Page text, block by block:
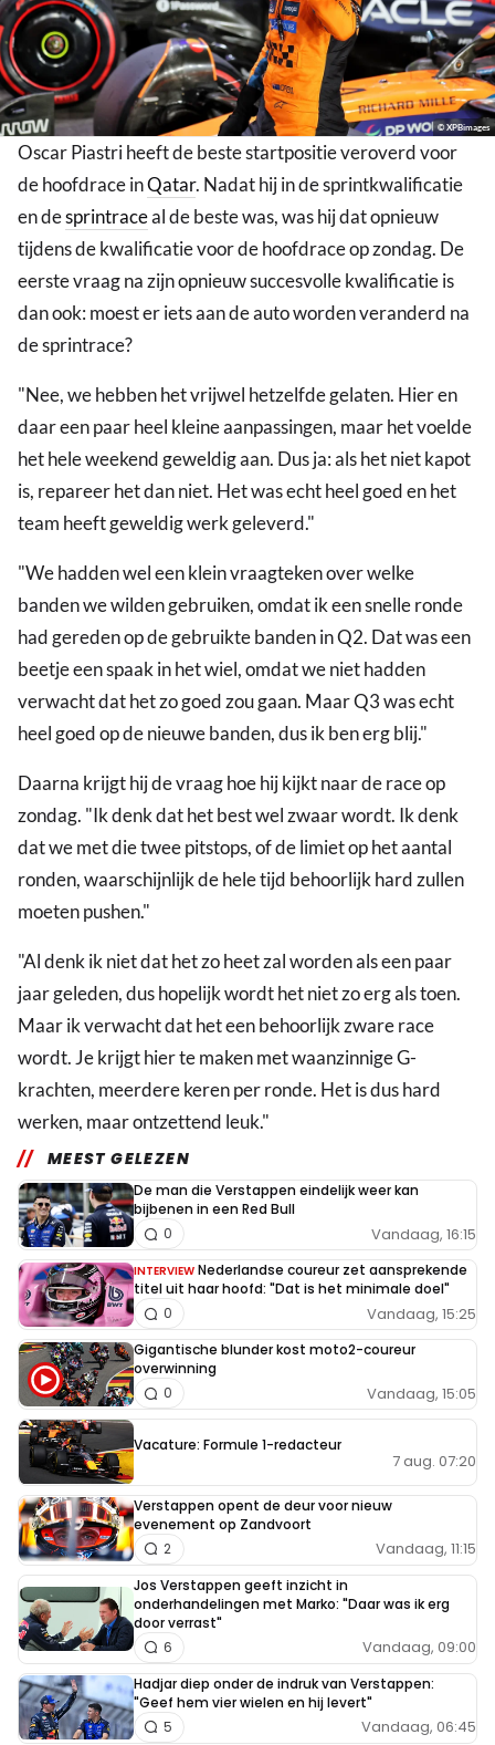
© XPBimages
Oscar Piastri heeft de beste startpositie veroverd voor
de hoofdrace inQatar. Nadat hij in de sprintkwalificatie
en desprintraceal de beste was, was hij dat opnieuw
tijdens de kwalificatie voor de hoofdrace op zondag. De
eerste vraag na zijn opnieuw succesvolle kwalificatie is
dan ook: moest er iets aan de auto worden veranderd na
de sprintrace?
"Nee, we hebben het vrijwel hetzelfde gelaten. Hier en
daar een paar heel kleine aanpassingen, maar het voelde
het hele weekend geweldig aan. Dus ja: als het niet kapot
is, repareer het dan niet. Het was echt heel goed en het
team heeft geweldig werk geleverd."
"We hadden wel een klein vraagteken over welke
banden we wilden gebruiken, omdat ik een snelle ronde
had gereden op de gebruikte banden in Q2. Dat was een
beetje een spaak in het wiel, omdat we niet hadden
verwacht dat het zo goed zou gaan. Maar Q3 was echt
heel goed op de nieuwe banden, dus ik ben erg blij."
Daarna krijgt hij de vraag hoe hij kijkt naar de race op
zondag. "Ik denk dat het best wel zwaar wordt. Ik denk
dat we met die twee pitstops, of de limiet op het aantal
ronden, waarschijnlijk de hele tijd behoorlijk hard zullen
moeten pushen."
"Al denk ik niet dat het zo heet zal worden als een paar
jaar geleden, dus hopelijk wordt het niet zo erg als toen.
Maar ik verwacht dat het een behoorlijk zware race
wordt. Je krijgt hier te maken met waanzinnige G-
krachten, meerdere keren per ronde. Het is dus hard
werken, maar ontzettend leuk."
MEEST GELEZEN
De man die Verstappen eindelijk weer kan
bijbenen in een Red Bull
Vandaag, 16:15
0
INTERVIEW Nederlandse coureur zet aansprekende
titel uit haar hoofd: "Dat is het minimale doel"
Vandaag, 15:25
0
Gigantische blunder kost moto2-coureur
overwinning
Vandaag, 15:05
0
Vacature: Formule 1-redacteur
7 aug. 07:20
Verstappen opent de deur voor nieuw
evenement op Zandvoort
Vandaag, 11:15
2
Jos Verstappen geeft inzicht in
onderhandelingen met Marko: "Daar was ik erg
door verrast"
Vandaag, 09:00
6
Hadjar diep onder de indruk van Verstappen:
"Geef hem vier wielen en hij levert"
Vandaag, 06:45
5